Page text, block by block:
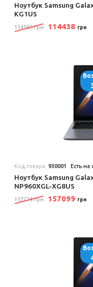
Ноутбук Samsung
KG1US
114565 грн 114438 грн
Код товара:930001 Есть на
Ноутбук Samsung
NP960XGL-XG8US
157274 грн 157099 грн